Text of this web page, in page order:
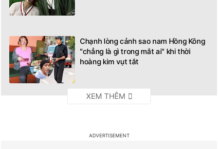
Chạnh lòng cảnh sao nam Hồng Kông
"chẳng là gì trong mắt ai" khi thời
hoàng kim vụt tắt